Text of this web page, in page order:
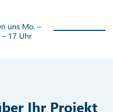
uns Mo. –
– 17 Uhr
Ihr Projekt